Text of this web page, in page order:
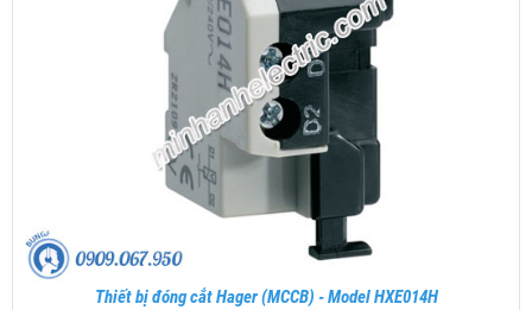
Thiết bị đóng cắt Hager (MCCB) - Model HXE014H